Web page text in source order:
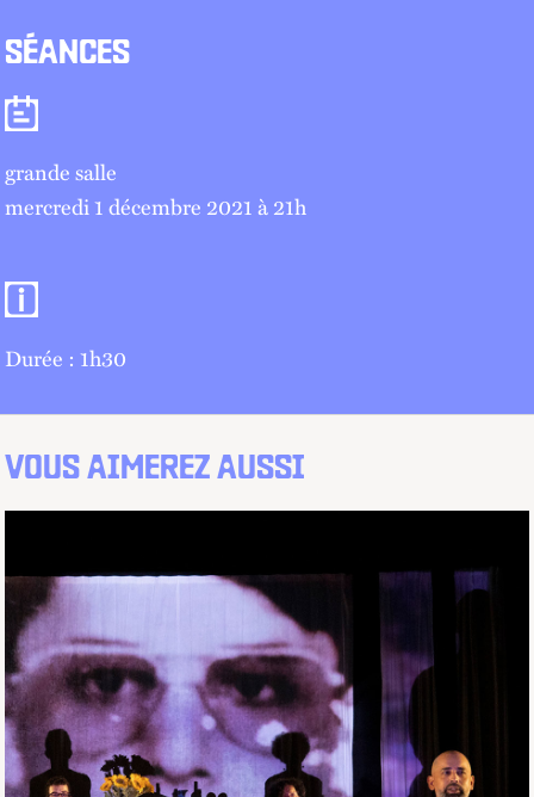
SÉANCES
Séances
grande salle
mercredi 1 décembre 2021 à 21h
Informations pratiques
Durée : 1h30
VOUS AIMEREZ AUSSI